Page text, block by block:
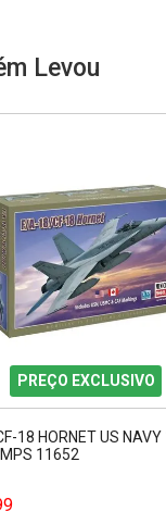
Levou
PREÇO EXCLUSIVO
18 HORNET US
11652